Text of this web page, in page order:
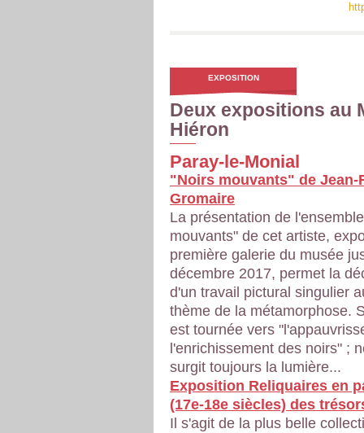
EXPOSITION
Deux expositions au
Hiéron
Paray-le-Monial
"Noirs mouvants" de Jean-
Gromaire
La présentation de
mouvants" de cet artiste,
première galerie du musée
décembre 2017, permet la
d'un travail pictural singulier
thème de la métamorphose.
est tournée vers
l'enrichissement des noirs" ;
surgit toujours la lumière...
Exposition Reliquaires en
(17e-18e siècles) des
Il s'agit de la plus belle